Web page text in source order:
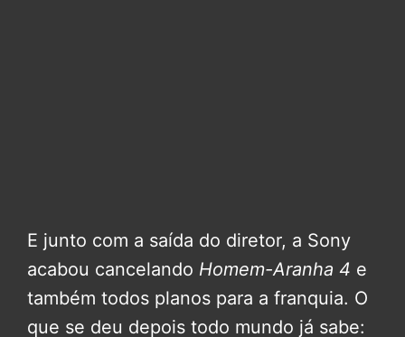
E junto com a saída do diretor, a Sony
acabou cancelando Homem-Aranha 4 e
também todos planos para a franquia. O
que se deu depois todo mundo já sabe: